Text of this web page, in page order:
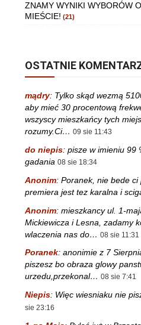
ZNAMY WYNIKI WYBORÓW
MIEŚCIE! (21)
OSTATNIE
mądry: Tylko skąd wezmą
aby mieć 30 procentową
wszyscy mieszkańcy tych
rozumy.Ci… 09 sie 11:43
do niepis: pisze w imieniu 99
gadania 08 sie 18:34
Anonim: Poranek, nie bede
premiera jest tez karalna i
Anonim: mieszkancy ul. 1-
Mickiewicza i Lesna, zadamy
wlaczenia nas do… 08 sie 11:31
Poranek: anonimie z 7
piszesz bo obraza glowy
urzedu,przekonal… 08 sie 7:41
Niepis: Więc wiesniaku nie
sie 23:16